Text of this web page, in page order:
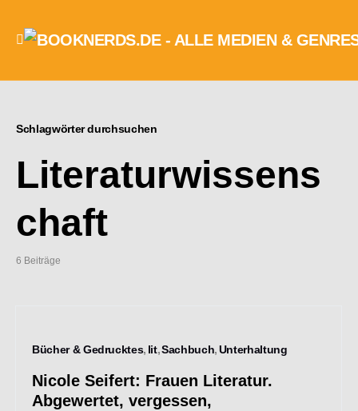
Schlagwörter durchsuchen
Literaturwissens
chaft
6 Beiträge
Bücher & Gedrucktes lit Sachbuch Unterhaltung
Nicole Seifert: Frauen Literatur.
Abgewertet, vergessen,